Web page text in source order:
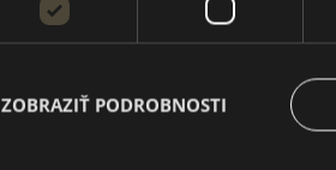
ZOBRAZIŤ PODROBNOSTI